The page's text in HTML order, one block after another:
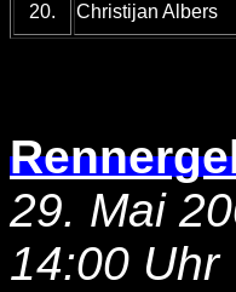
20. Christijan Albers
29. Mai
14:00 Uhr